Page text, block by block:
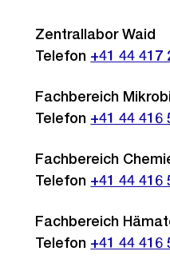
Zentrallabor Waid
Telefon Externer
+41 44 417
Fachbereich
Telefon Externer
+41 44 416
Fachbereich
Telefon Externer
+41 44 416
Fachbereich
Telefon Externer
+41 44 416